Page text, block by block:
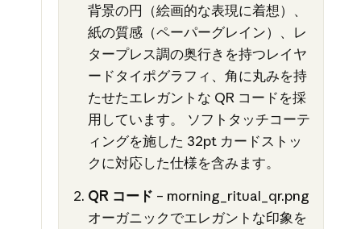
背景の円（絵画的な表現に着想）、
紙の質感（ペーパーグレイン）、レ
タープレス調の奥行きを持つレイヤ
ードタイポグラフィ、角に丸みを持
たせたエレガントな QR コードを採
用しています。 ソフトタッチコーテ
ィングを施した 32pt カードストッ
クに対応した仕様を含みます。
QR コード – morning_ritual_qr.png
オーガニックでエレガントな印象を